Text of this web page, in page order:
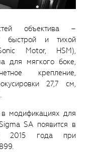
объектива –
быстрой и тихой
Motor, HSM),
для мягкого боке,
крепление,
27,7 см,
модификациях для
SA появится в
2015 года при